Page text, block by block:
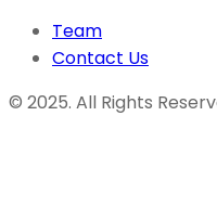
Team
Contact Us
© 2025. All Rights